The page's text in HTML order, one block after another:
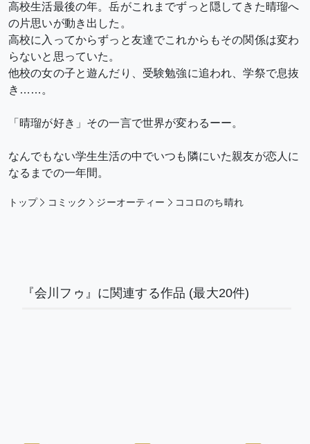
高校生活最後の年。岳がこれまでずっと隠してきた晴瑠へ
の片思いが動き出した。
高校に入ってからずっと友達でこれからもその関係は変わ
らないと思っていた。
他校の女の子と遊んだり、受験勉強に追われ、学祭で息抜
き……。
「晴瑠が好き」その一言で世界が変わるーー。
なんでもない学生生活の中でいつも隣にいた親友が恋人に
なるまでの一年間。
トップ コミック ジーオーティー ココロのち晴れ
『会川フゥ』に関連する作品 (最大20件)